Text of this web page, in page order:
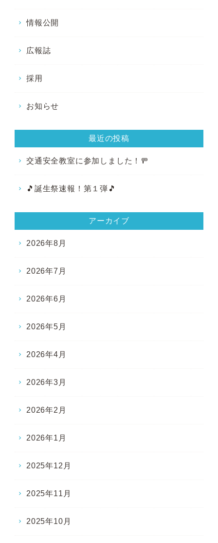
情報公開
広報誌
採用
お知らせ
最近の投稿
交通安全教室に参加しました！🚥
🎵誕生祭速報！第１弾🎵
アーカイブ
2026年8月
2026年7月
2026年6月
2026年5月
2026年4月
2026年3月
2026年2月
2026年1月
2025年12月
2025年11月
2025年10月